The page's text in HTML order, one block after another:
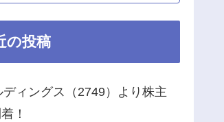
の投稿
ィングス（2749）より株主
！